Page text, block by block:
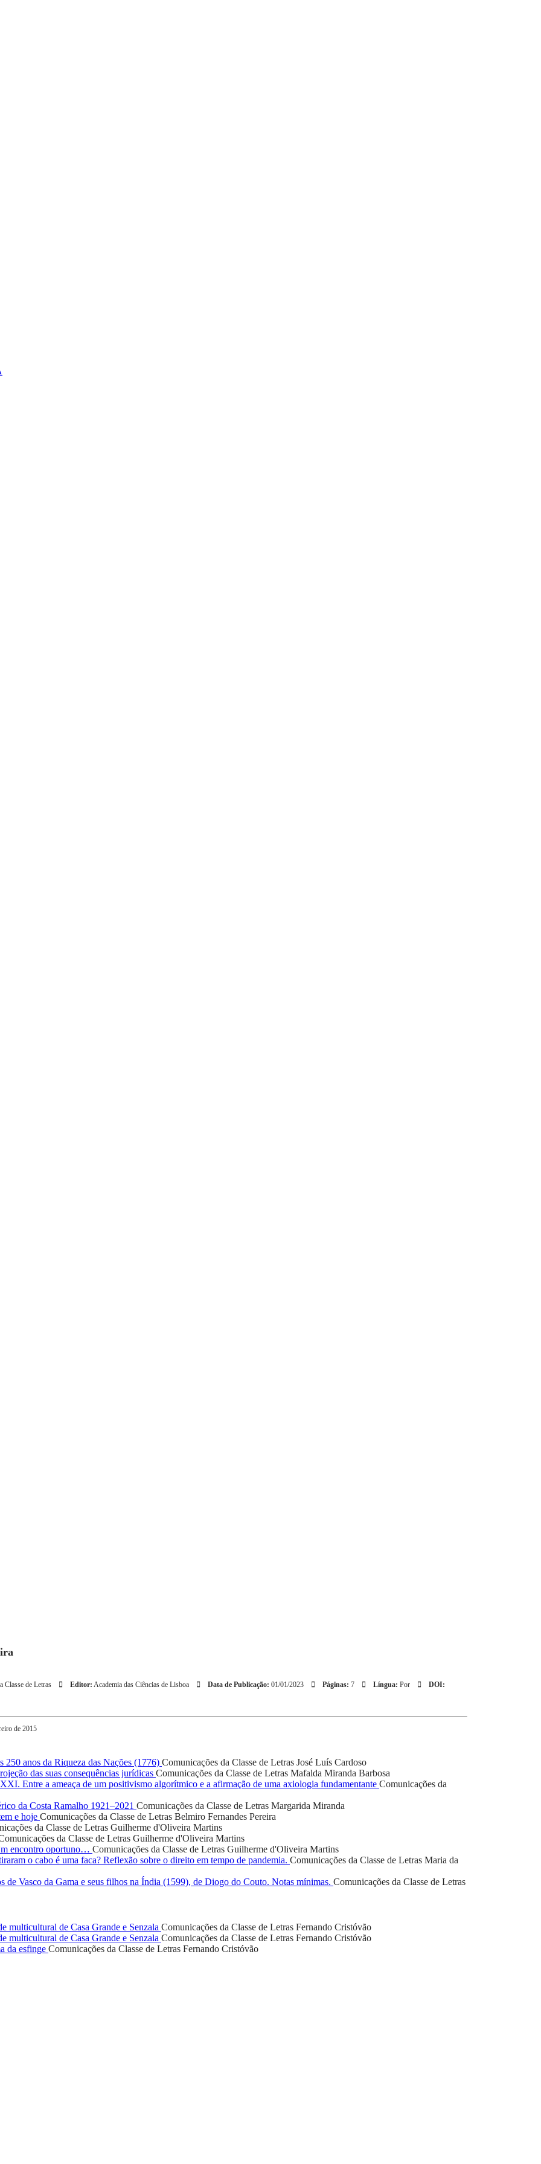
Classe de Letras Editor: Academia das Ciências de Lisboa Data de Publicação: 01/01/2023 Páginas: 7 Língua: Por DOI:
de 2015
anos da Riqueza das Nações (1776) Comunicações da Classe de Letras José Luís Cardoso
das suas consequências jurídicas Comunicações da Classe de Letras Mafalda Miranda Barbosa
Entre a ameaça de um positivismo algorítmico e a afirmação de uma axiologia fundamentante Comunicações da
da Costa Ramalho 1921–2021 Comunicações da Classe de Letras Margarida Miranda
e hoje Comunicações da Classe de Letras Belmiro Fernandes Pereira
da Classe de Letras Guilherme d'Oliveira Martins
da Classe de Letras Guilherme d'Oliveira Martins
encontro oportuno… Comunicações da Classe de Letras Guilherme d'Oliveira Martins
o cabo é uma faca? Reflexão sobre o direito em tempo de pandemia. Comunicações da Classe de Letras Maria da
de Vasco da Gama e seus filhos na Índia (1599), de Diogo do Couto. Notas mínimas. Comunicações da Classe de Letras
multicultural de Casa Grande e Senzala Comunicações da Classe de Letras Fernando Cristóvão
multicultural de Casa Grande e Senzala Comunicações da Classe de Letras Fernando Cristóvão
da esfinge Comunicações da Classe de Letras Fernando Cristóvão